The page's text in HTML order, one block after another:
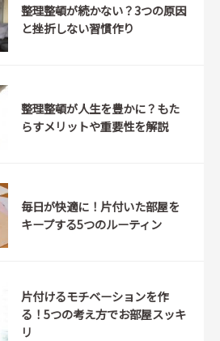
整理整頓が続かない？3つの原因
と挫折しない習慣作り
整理整頓が人生を豊かに？もた
らすメリットや重要性を解説
毎日が快適に！片付いた部屋を
キープする5つのルーティン
片付けるモチベーションを作
る！5つの考え方でお部屋スッキ
リ